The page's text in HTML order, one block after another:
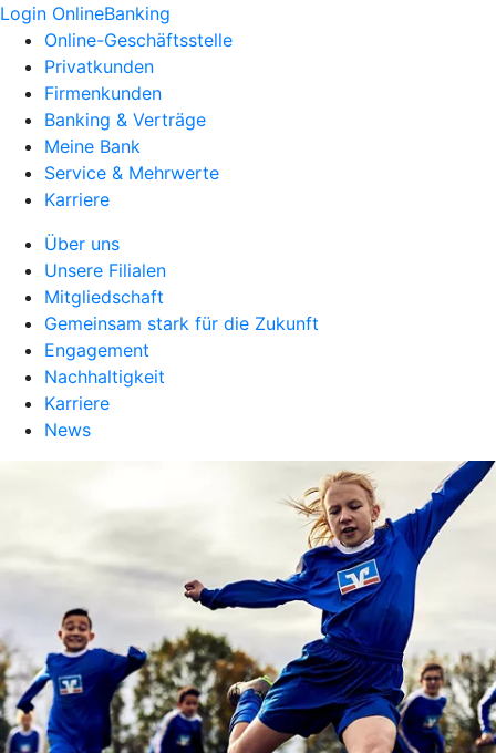
Login OnlineBanking
Online-Geschäftsstelle
Privatkunden
Firmenkunden
Banking & Verträge
Meine Bank
Service & Mehrwerte
Karriere
Über uns
Unsere Filialen
Mitgliedschaft
Gemeinsam stark für die Zukunft
Engagement
Nachhaltigkeit
Karriere
News